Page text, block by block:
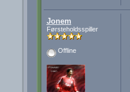
Jonem
Førsteholdsspiller
Offline